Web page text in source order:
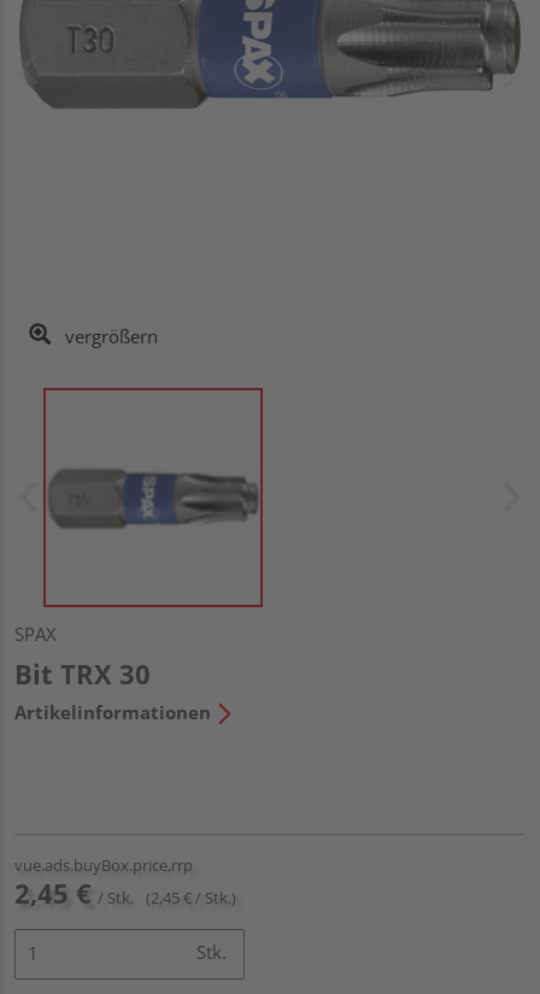
vergrößern
SPAX
Bit TRX 30
Artikelinformationen
vue.ads.buyBox.price.rrp
2,45 € / Stk. (2,45 € / Stk.)
Stk.